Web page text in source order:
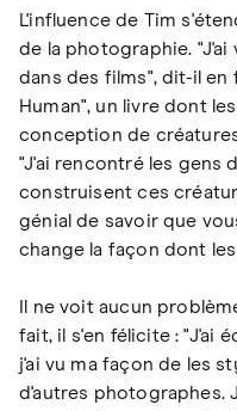
L'influence de Tim
de la photographie.
dans des films", dit-il en
Human", un livre dont
conception de
"J'ai rencontré les gens
construisent ces
génial de savoir que
change la façon dont
Il ne voit aucun
fait, il s'en félicite : "J'ai
j'ai vu ma façon de les
d'autres photographes.